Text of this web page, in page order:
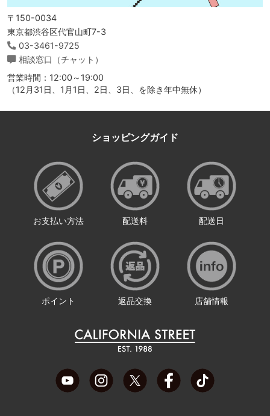
〒150-0034
東京都渋谷区代官山町7-3
03-3461-9725
相談窓口（チャット）
営業時間：12:00～19:00
（12月31日、1月1日、2日、3日、を除き年中無休）
ショッピングガイド
お支払い方法 配送料 配送日
ポイント 返品交換 店舗情報